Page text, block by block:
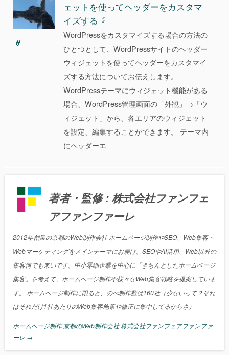
ェットを使ってヘッダーをカスタマ
イズする
WordPressをカスタマイズする場合の方法の
ひとつとして、WordPressサイトのヘッダー
ウィジェットを使ってヘッダーをカスタマイ
ズする方法についてお伝えします。
WordPressテーマにウィジェット機能がある
場合、WordPress管理画面の「外観」→「ウ
ィジェット」から、各エリアのウィジェット
を設定、編集することができます。 テーマ内
にヘッダーエ
著者・監修 : 株式会社ファンフェ
アファンファーレ
2012年創業の京都のWeb制作会社 ホームページ制作やSEO、Web集客・
Webマーケティングをメインテーマにお届け。SEOやAI活用、Web以外の
集客何でも来いです。中小零細企業を中心に「きちんとしたホームページ
集客」を考えて、ホームページ制作や様々なWeb集客戦略を提案していま
す。 ホームページ制作に限ると、のべ制作数は160社（少ないって？それ
はそれだけ1社あたりのWeb集客施策や修正に集中してるからさ）
ホームページ制作 京都のWeb制作会社 株式会社ファンフェアファンファ
ーレ →